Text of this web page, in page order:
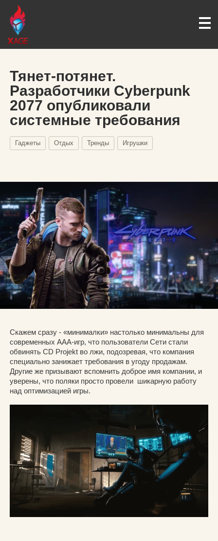
Тянет-потянет.
Разработчики Cyberpunk
2077 опубликовали
системные требования
Гаджеты Отдых Тренды Игрушки
Скажем сразу - «минималки» настолько минимальны для
современных ААА-игр, что пользователи Сети стали
обвинять CD Projekt во лжи, подозревая, что компания
специально занижает требования в угоду продажам.
Другие же призывают вспомнить доброе имя компании, и
уверены, что поляки просто провели шикарную работу
над оптимизацией игры.